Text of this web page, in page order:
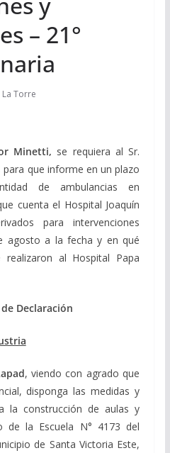
– 21°
La Torre
Minetti, se requiera al Sr.
para que informe en un plazo
de ambulancias en
cuenta el Hospital Joaquín
para intervenciones
agosto a la fecha y en qué
al Hospital Papa
Declaración
, viendo con agrado que
disponga las medidas y
la construcción de aulas y
de la Escuela N° 4173 del
de Santa Victoria Este,